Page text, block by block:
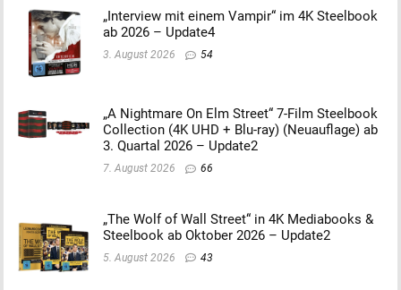
„Interview mit einem Vampir“ im 4K Steelbook
ab 2026 – Update4
3. August 2026 54
„A Nightmare On Elm Street“ 7-Film Steelbook
Collection (4K UHD + Blu-ray) (Neuauflage) ab
3. Quartal 2026 – Update2
7. August 2026 66
„The Wolf of Wall Street“ in 4K Mediabooks &
Steelbook ab Oktober 2026 – Update2
5. August 2026 43